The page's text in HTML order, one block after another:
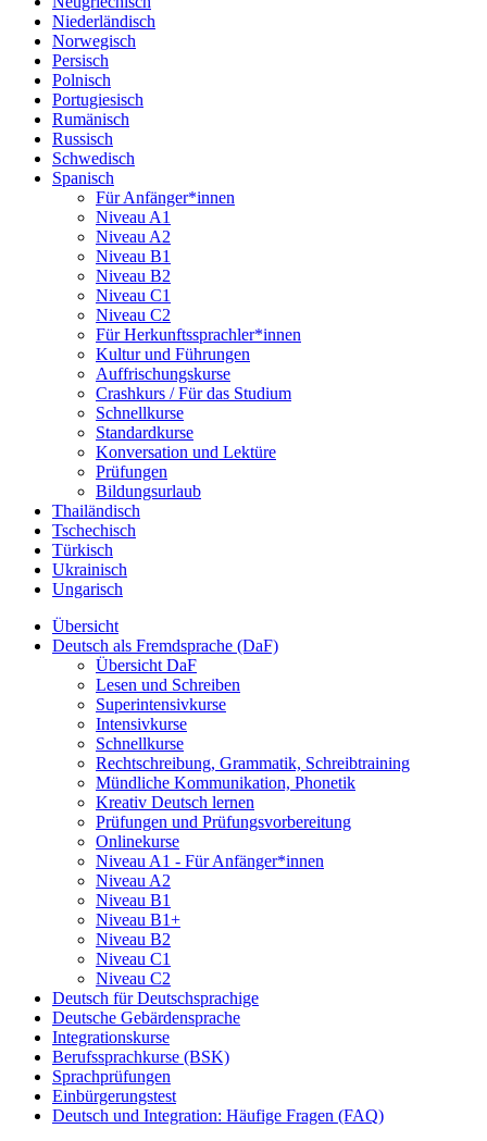
Niederländisch
Norwegisch
Persisch
Polnisch
Portugiesisch
Rumänisch
Russisch
Schwedisch
Spanisch
Für Anfänger*innen
Niveau A1
Niveau A2
Niveau B1
Niveau B2
Niveau C1
Niveau C2
Für Herkunftssprachler*innen
Kultur und Führungen
Auffrischungskurse
Crashkurs / Für das Studium
Schnellkurse
Standardkurse
Konversation und Lektüre
Prüfungen
Bildungsurlaub
Thailändisch
Tschechisch
Türkisch
Ukrainisch
Ungarisch
Übersicht
Deutsch als Fremdsprache (DaF)
Übersicht DaF
Lesen und Schreiben
Superintensivkurse
Intensivkurse
Schnellkurse
Rechtschreibung, Grammatik, Schreibtraining
Mündliche Kommunikation, Phonetik
Kreativ Deutsch lernen
Prüfungen und Prüfungsvorbereitung
Onlinekurse
Niveau A1 - Für Anfänger*innen
Niveau A2
Niveau B1
Niveau B1+
Niveau B2
Niveau C1
Niveau C2
Deutsch für Deutschsprachige
Deutsche Gebärdensprache
Integrationskurse
Berufssprachkurse (BSK)
Sprachprüfungen
Einbürgerungstest
Deutsch und Integration: Häufige Fragen (FAQ)